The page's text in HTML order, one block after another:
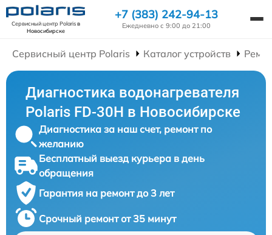
Сервисный центр Polarisв
Новосибирске
+7 (383) 242-94-13
Ежедневно с 9:00 до 21:00
Сервисный центр Polaris Каталог устройств
Диагностика водонагревателя
Polaris FD-30H в Новосибирске
Диагностика за наш счет, ремонт по
желанию
Бесплатный выезд курьера в день
обращения
Гарантия на ремонт до 3 лет
Срочный ремонт от 35 минут